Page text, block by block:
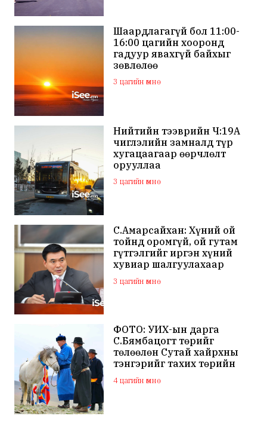
Шаардлагагүй бол 11:00-
16:00 цагийн хооронд
гадуур явахгүй байхыг
зөвлөлөө
3 цагийн өмнө
Нийтийн тээврийн Ч:19А
чиглэлийн замналд түр
хугацаагаар өөрчлөлт
орууллаа
3 цагийн өмнө
С.Амарсайхан: Хүний ой
тойнд оромгүй, ой гутам
гүтгэлгийг иргэн хүний
хувиар шалгуулахаар
хуулийн байгууллагад
хандсан
3 цагийн өмнө
ФОТО: УИХ-ын дарга
С.Бямбацогт төрийг
төлөөлөн Сутай хайрхны
тэнгэрийг тахих төрийн
тахилгад оролцлоо
4 цагийн өмнө